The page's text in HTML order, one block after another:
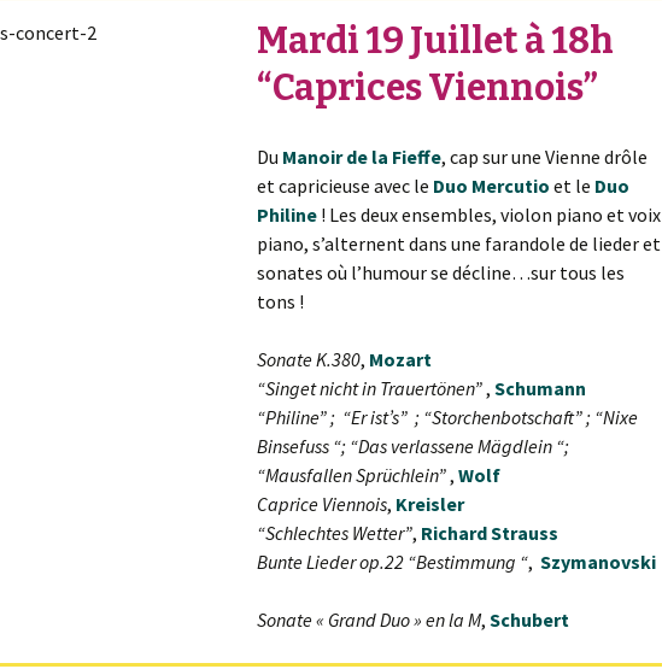
Mardi 19 Juillet à 18h
“Caprices Viennois”
Du Manoir de la Fieffe, cap sur une Vienne drôle
et capricieuse avec le Duo Mercutio et le Duo
Philine! Les deux ensembles, violon piano et voix
piano, s’alternent dans une farandole de lieder et
sonates où l’humour se décline…sur tous les
tons !
Sonate K.380, Mozart
“Singet nicht in Trauertönen”, Schumann
“Philine” ; “Er ist’s” ; “Storchenbotschaft” ; “Nixe
Binsefuss “; “Das verlassene Mägdlein “;
“Mausfallen Sprüchlein”, Wolf
Caprice Viennois, Kreisler
“Schlechtes Wetter”, Richard Strauss
Bunte Lieder op.22 “Bestimmung “, Szymanovski
Sonate « Grand Duo » en la M, Schubert